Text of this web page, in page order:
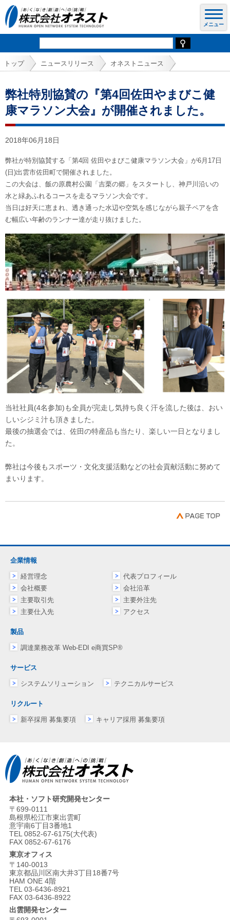
トップ ニュースリリース オネストニュース
弊社特別協賛の『第4回佐田やまびこ健
康マラソン大会』が開催されました。
2018年06月18日
弊社が特別協賛する「第4回 佐田やまびこ健康マラソン大会」が6月17日
(日)出雲市佐田町で開催されました。
この大会は、飯の原農村公園「吉栗の郷」をスタートし、神戸川沿いの
水と緑あふれるコースを走るマラソン大会です。
当日は好天に恵まれ、透き通った水辺や空気を感じながら親子ペアを含
む幅広い年齢のランナー達が走り抜けました。
当社社員(4名参加)も全員が完走し気持ち良く汗を流した後は、おい
しいシジミ汁も頂きました。
最後の抽選会では、佐田の特産品も当たり、楽しい一日となりまし
た。
弊社は今後もスポーツ・文化支援活動などの社会貢献活動に努めて
まいります。
企業情報
経営理念
代表プロフィール
会社概要
会社沿革
主要取引先
主要外注先
主要仕入先
アクセス
製品
調達業務改革 Web-EDI e商買SP®
サービス
システムソリューション テクニカルサービス
リクルート
新卒採用 募集要項 キャリア採用 募集要項
本社・ソフト研究開発センター
〒699-0111
島根県松江市東出雲町
意宇南6丁目3番地1
TEL 0852-67-6175(大代表)
FAX 0852-67-6176
東京オフィス
〒140-0013
東京都品川区南大井3丁目18番7号
HAM ONE 4階
TEL 03-6436-8921
FAX 03-6436-8922
出雲開発センター